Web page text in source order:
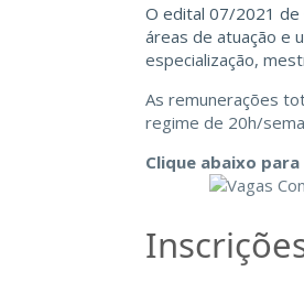
O edital 07/2021 de
áreas de atuação e
especialização,
As remunerações
regime de 20h/
Clique abaixo